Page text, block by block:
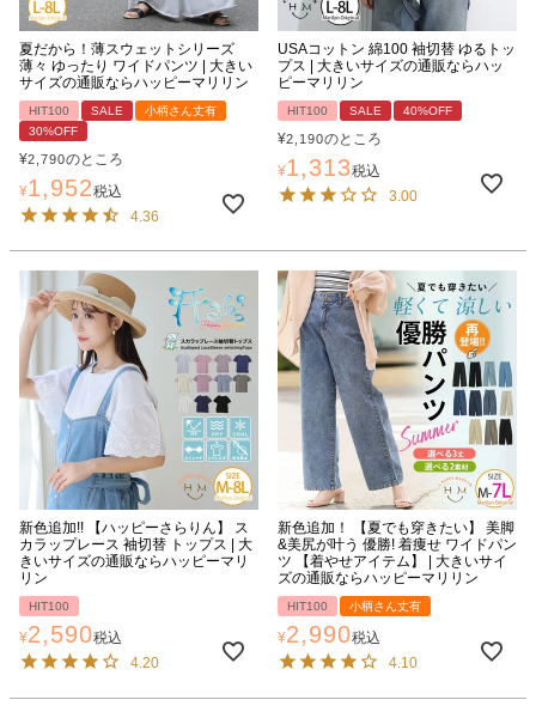
夏だから！薄スウェットシリーズ
薄々 ゆったり ワイドパンツ | 大きい
サイズの通販ならハッピーマリリン
HIT100 SALE
小柄さん丈有
30%OFF
¥2,790のところ
¥1,952税込
4.36
USAコットン 綿100 袖切替 ゆるトッ
プス | 大きいサイズの通販ならハッ
ピーマリリン
HIT100 SALE 40%OFF
¥2,190のところ
¥1,313税込
3.00
新色追加!! 【ハッピーさらりん】 ス
カラップレース 袖切替 トップス | 大
きいサイズの通販ならハッピーマリ
リン
HIT100
¥2,590税込
4.20
新色追加！ 【夏でも穿きたい】 美脚
&美尻が叶う 優勝! 着痩せ ワイドパン
ツ 【着やせアイテム】 | 大きいサイ
ズの通販ならハッピーマリリン
HIT100 小柄さん丈有
¥2,990税込
4.10